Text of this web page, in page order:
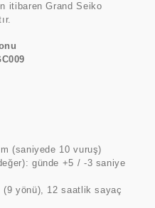
itibaren Grand Seiko
(saniyede 10 vuruş)
günde +5 / -3 saniye
(9 yönü), 12 saatlik sayaç